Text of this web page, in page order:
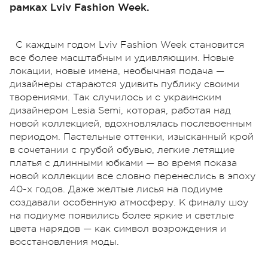
рамках Lviv Fashion Week.
С каждым годом Lviv Fashion Week становится
все более масштабным и удивляющим. Новые
локации, новые имена, необычная подача —
дизайнеры стараются удивить публику своими
творениями. Так случилось и с украинским
дизайнером Lesia Semi, которая, работая над
новой коллекцией, вдохновлялась послевоенным
периодом. Пастельные оттенки, изысканный крой
в сочетании с грубой обувью, легкие летящие
платья с длинными юбками — во время показа
новой коллекции все словно перенеслись в эпоху
40-х годов. Даже желтые лисья на подиуме
создавали особенную атмосферу. К финалу шоу
на подиуме появились более яркие и светлые
цвета нарядов — как символ возрождения и
восстановления моды.